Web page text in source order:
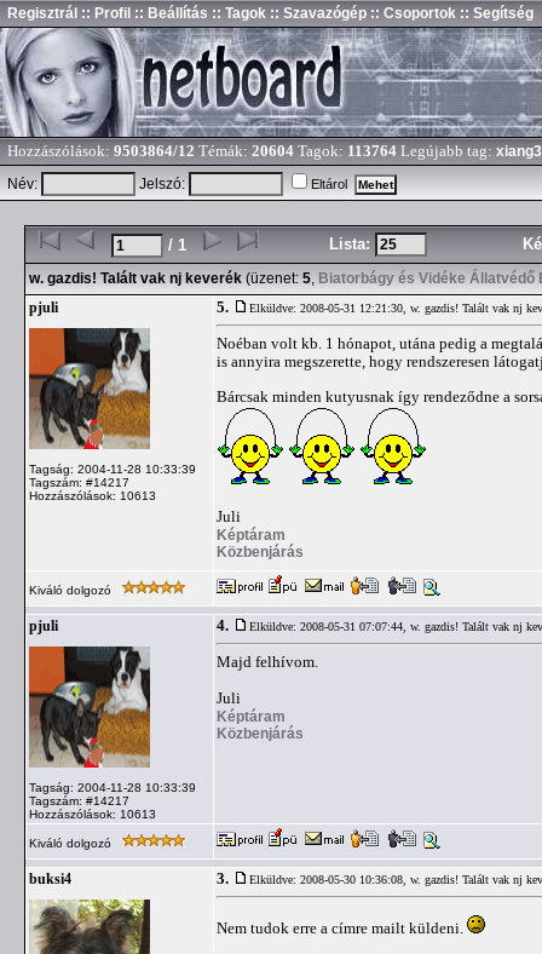
Regisztrál :: Profil :: Beállítás :: Tagok :: Szavazógép :: Csoportok :: Segítség
Hozzászólások: 9503864/12 Témák: 20604 Tagok: 113764 Legújabb tag:
Név:
Jelszó: Eltárol
/ 1 Lista:
w. gazdis! Talált vak nj keverék (üzenet: 5, Biatorbágy és Vidéke Állatvédő
pjuli
Tagság: 2004-11-28 10:33:39
Tagszám: #14217
Hozzászólások: 10613
5. Elküldve: 2008-05-31 12:21:30, w. gazdis! Talált vak nj
Noéban volt kb. 1 hónapot, utána pedig a
is annyira megszerette, hogy rendszeresen
Bárcsak minden kutyusnak így rendeződne a
Juli
Képtáram
Közbenjárás
Kiváló dolgozó
pjuli
Tagság: 2004-11-28 10:33:39
Tagszám: #14217
Hozzászólások: 10613
4. Elküldve: 2008-05-31 07:07:44, w. gazdis! Talált vak nj
Majd felhívom.
Juli
Képtáram
Közbenjárás
Kiváló dolgozó
buksi4 3. Elküldve: 2008-05-30 10:36:08, w. gazdis! Talált vak nj
Nem tudok erre a címre mailt küldeni.